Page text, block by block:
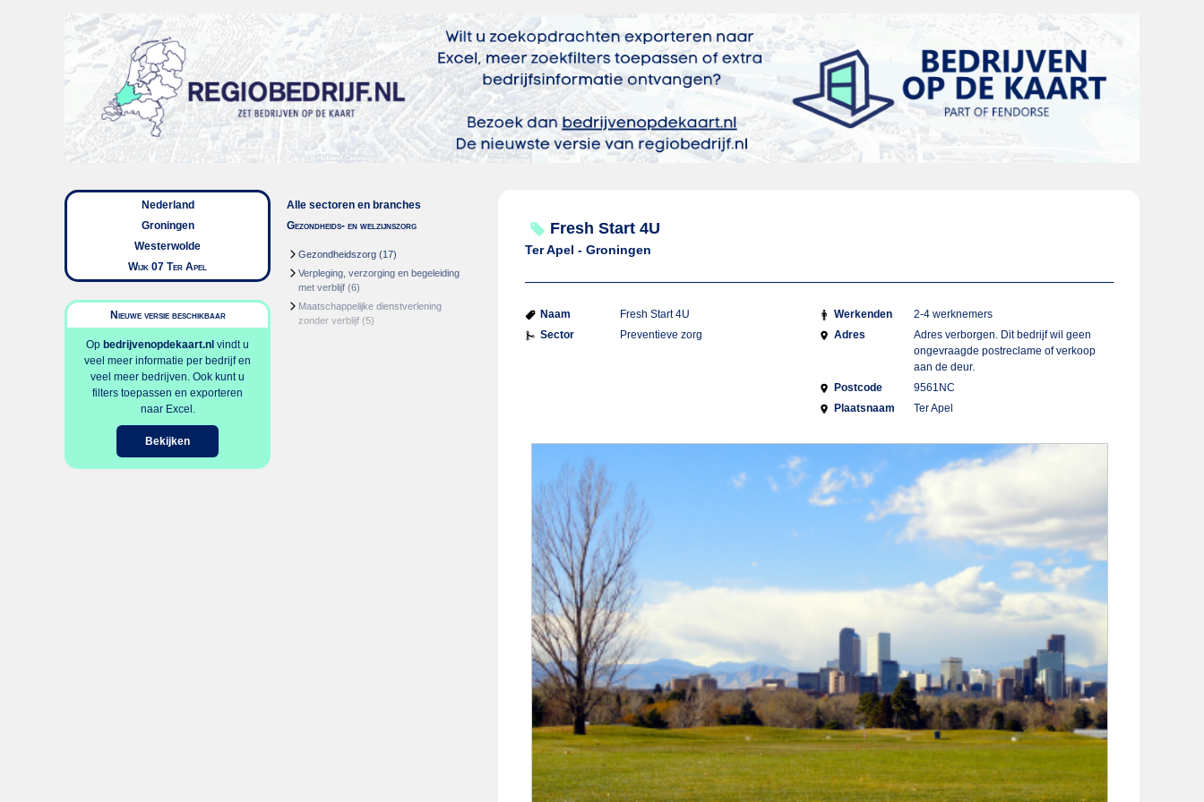
Nederland
Groningen
Westerwolde
Wijk 07 Ter Apel
Nieuwe versie beschikbaar
Op bedrijvenopdekaart.nl vindt u
veel meer informatie per bedrijf en
veel meer bedrijven. Ook kunt u
filters toepassen en exporteren
naar Excel.
Bekijken
Alle sectoren en branches
Gezondheids- en welzijnszorg
Gezondheidszorg (17)
Verpleging, verzorging en begeleiding
met verblijf (6)
Maatschappelijke dienstverlening
zonder verblijf (5)
Fresh Start 4U
Ter Apel - Groningen
Naam
Fresh Start 4U
Sector
Preventieve zorg
Werkenden
2-4 werknemers
Adres
Adres verborgen. Dit bedrijf wil geen
ongevraagde postreclame of verkoop
aan de deur.
Postcode
9561NC
Plaatsnaam
Ter Apel